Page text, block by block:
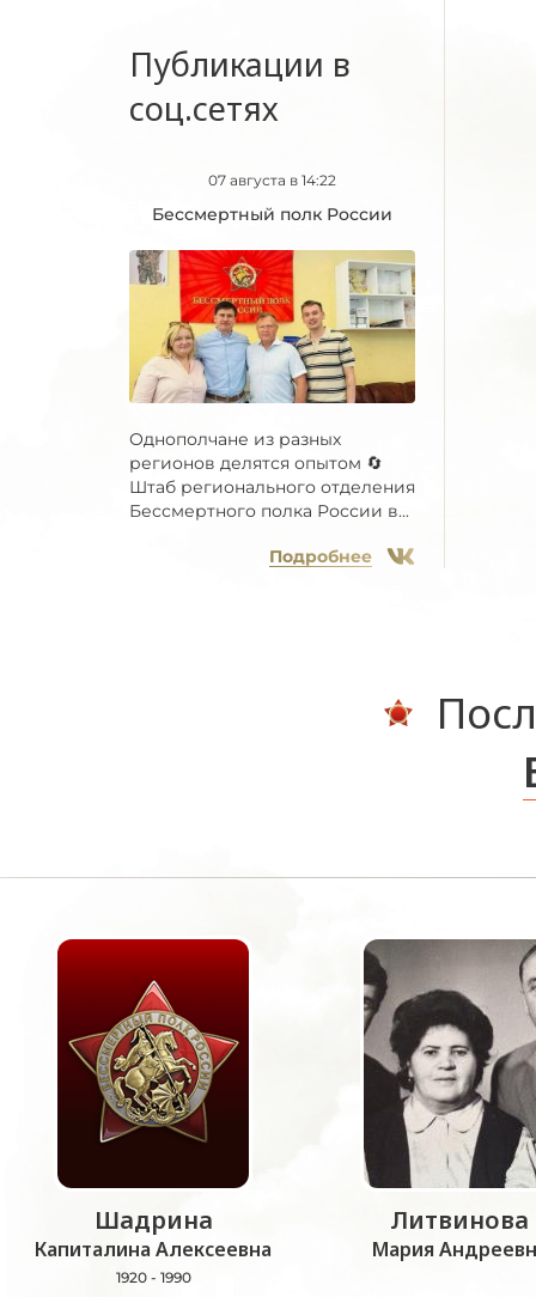
Публикации в
соц.сетях
07 августа в 14:22
Бессмертный полк России
Однополчане из разных
регионов делятся опытом 🔄
Штаб регионального отделения
Бессмертного полка России в...
Подробнее
Шадрина
Капиталина Алексеевна
1920 - 1990
Литвинова
Мария